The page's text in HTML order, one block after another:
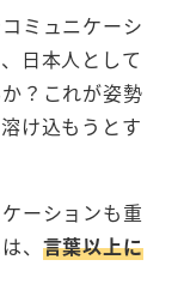
ミュニケーシ
日本人として
？これが姿勢
け込もうとす
ーションも重
、 言葉以上に